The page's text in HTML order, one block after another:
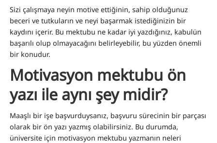
Sizi çalışmaya neyin motive ettiğinin, sahip olduğunuz
beceri ve tutkuların ve neyi başarmak istediğinizin bir
kaydını içerir. Bu mektubu ne kadar iyi yazdığınız, kabulün
başarılı olup olmayacağını belirleyebilir, bu yüzden önemli
bir konudur.
Motivasyon mektubu ön
yazı ile aynı şey midir?
Maaşlı bir işe başvurduysanız, başvuru sürecinin bir parçası
olarak bir ön yazı yazmış olabilirsiniz. Bu durumda,
üniversite için motivasyon mektubu yazmanın neleri